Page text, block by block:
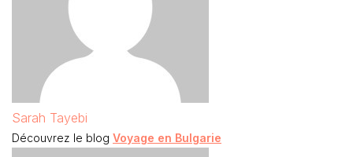
Sarah Tayebi
Découvrez le blog Voyage en Bulgarie